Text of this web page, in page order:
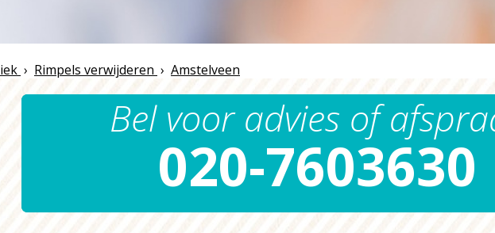
› Rimpels verwijderen › Amstelveen
Bel voor advies of
020-7603630